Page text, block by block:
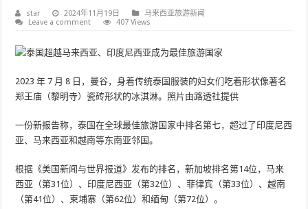
star 2024年11月19日
马来西亚旅游新闻
Leave a comment
407 Views
2023 年 7 月 8 日，曼谷，身着传统泰国服装的妇女们吃着形状像著名
郑王庙（黎明寺）瓷砖形状的冰淇淋。照片由路透社提供
一份新报告称，泰国在全球最佳旅游国家中排名第七，超过了印度尼西
亚、马来西亚和越南等东南亚邻国。
根据《美国新闻与世界报道》发布的排名，新加坡排名第14位，马来
西亚（第31位）、印度尼西亚（第32位）、菲律宾（第33位）、越南
（第41位）、柬埔寨（第62位）和缅甸（第72位）。